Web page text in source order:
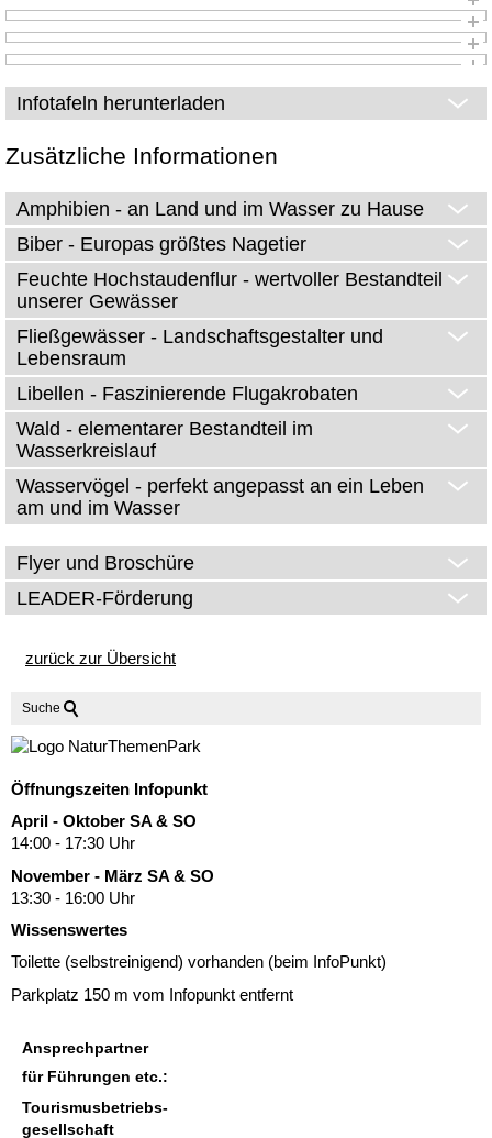
Infotafeln herunterladen
Zusätzliche Informationen
Amphibien - an Land und im Wasser zu Hause
Biber - Europas größtes Nagetier
Feuchte Hochstaudenflur - wertvoller Bestandteil
unserer Gewässer
Fließgewässer - Landschaftsgestalter und
Lebensraum
Libellen - Faszinierende Flugakrobaten
Wald - elementarer Bestandteil im
Wasserkreislauf
Wasservögel - perfekt angepasst an ein Leben
am und im Wasser
Flyer und Broschüre
LEADER-Förderung
zurück zur Übersicht
Suche
Öffnungszeiten Infopunkt
April - Oktober SA & SO
14:00 - 17:30 Uhr
November - März SA & SO
13:30 - 16:00 Uhr
Wissenswertes
Toilette (selbstreinigend) vorhanden (beim InfoPunkt)
Parkplatz 150 m vom Infopunkt entfernt
Ansprechpartner
für Führungen etc.:
Tourismusbetriebs-
gesellschaft